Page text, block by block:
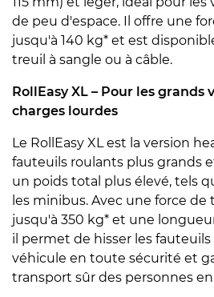
de peu d'espace. Il offre une
jusqu'à 140 kg* et est
treuil à sangle ou à câble.
RollEasy XL – Pour les grands
charges lourdes
Le RollEasy XL est la version
fauteuils roulants plus grands
un poids total plus élevé, tels
les minibus. Avec une force de
jusqu'à 350 kg* et une
il permet de hisser les
véhicule en toute sécurité et
transport sûr des personnes